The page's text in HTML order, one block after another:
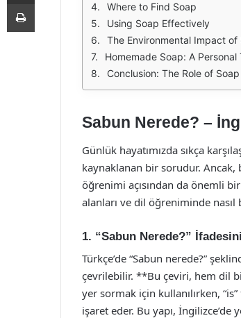
Where to Find Soap
Using Soap Effectively
The Environmental Impact of
Homemade Soap: A Personal
Conclusion: The Role of
Sabun Nerede? –
Günlük hayatımızda sıkça
kaynaklanan bir sorudur. Ancak,
öğrenimi açısından da önemli
alanları ve dil öğreniminde nasıl
1. “Sabun Nerede?”
Türkçe’de “Sabun nerede?”
çevrilebilir. **Bu çeviri, hem dil
yer sormak için kullanılırken,
işaret eder. Bu yapı,